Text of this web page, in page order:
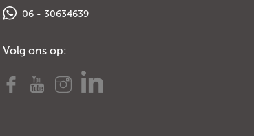
06 - 30634639
Volg ons op: